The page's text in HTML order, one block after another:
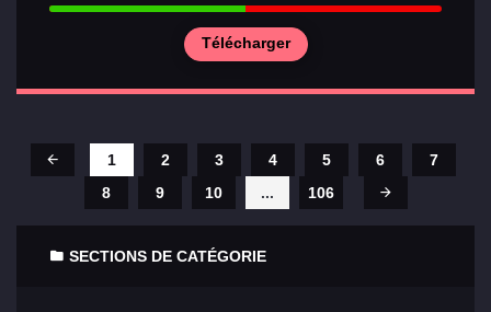
Télécharger
1 2 3 4 5 6
7
8
9 10 ... 106
SECTIONS DE CATÉGORIE